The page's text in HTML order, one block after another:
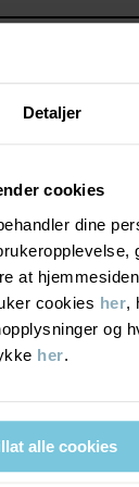
Detaljer
cookies
dine
at
cookies her,
og
her.
alle cookies
skal leveres til.
I DETTE